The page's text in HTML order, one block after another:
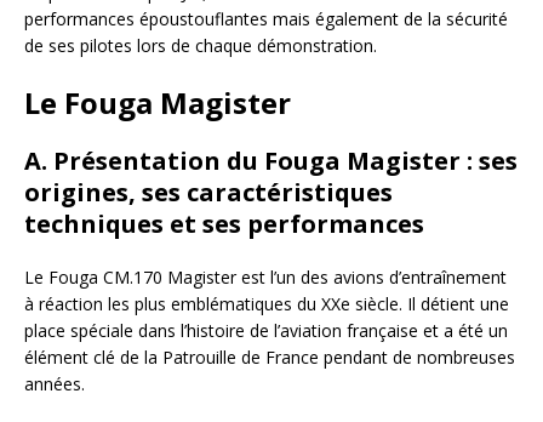
performances époustouflantes mais également de la sécurité
de ses pilotes lors de chaque démonstration.
Le Fouga Magister
A. Présentation du Fouga Magister : ses
origines, ses caractéristiques
techniques et ses performances
Le Fouga CM.170 Magister est l’un des avions d’entraînement
à réaction les plus emblématiques du XXe siècle. Il détient une
place spéciale dans l’histoire de l’aviation française et a été un
élément clé de la Patrouille de France pendant de nombreuses
années.